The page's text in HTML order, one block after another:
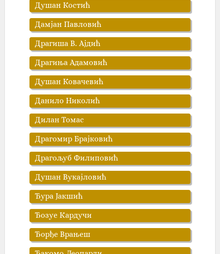
Душан Костић
Дамјан Павловић
Драгиша В. Ајдић
Драгиња Адамовић‎
Душан Ковачевић
Данило Николић
Дилан Томас
Драгомир Брајковић
Драгољуб Филиповић
Душан Вукајловић
Ђура Јакшић
Ђозуе Кардучи
Ђорђе Врањеш